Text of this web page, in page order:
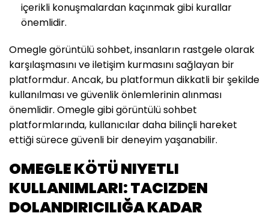
içerikli konuşmalardan kaçınmak gibi kurallar
önemlidir.
Omegle görüntülü sohbet, insanların rastgele olarak
karşılaşmasını ve iletişim kurmasını sağlayan bir
platformdur. Ancak, bu platformun dikkatli bir şekilde
kullanılması ve güvenlik önlemlerinin alınması
önemlidir. Omegle gibi görüntülü sohbet
platformlarında, kullanıcılar daha bilinçli hareket
ettiği sürece güvenli bir deneyim yaşanabilir.
OMEGLE KÖTÜ NIYETLI
KULLANIMLARI: TACIZDEN
DOLANDIRICILIĞA KADAR